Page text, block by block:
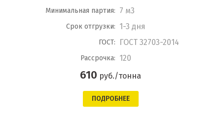
Минимальная партия: 7 м3
Срок отгрузки: 1-3 дня
ГОСТ: ГОСТ 32703-2014
Рассрочка: 120
610 руб./тонна
ПОДРОБНЕЕ